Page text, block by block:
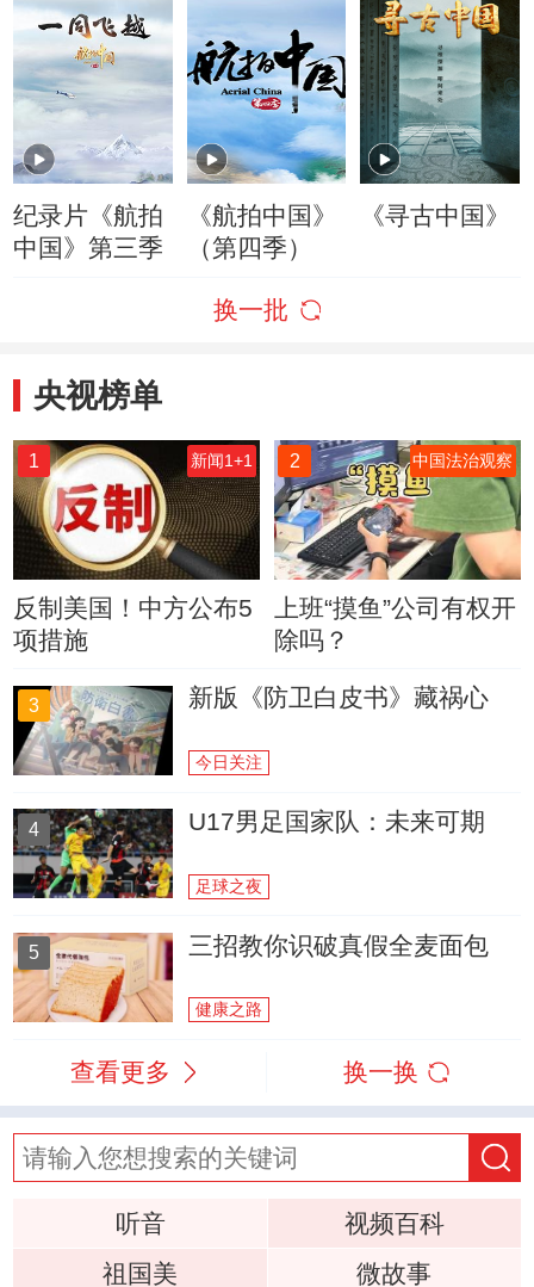
纪录片《航拍
中国》第三季
《航拍中国》
（第四季）
《寻古中国》
换一批
央视榜单
1 新闻1+1
反制美国！中方公布5
项措施
2 中国法治观察
上班“摸鱼”公司有权开
除吗？
3 新版《防卫白皮书》藏祸心
今日关注
4 U17男足国家队：未来可期
足球之夜
5 三招教你识破真假全麦面包
健康之路
查看更多 换一换
听音
视频百科
祖国美
微故事